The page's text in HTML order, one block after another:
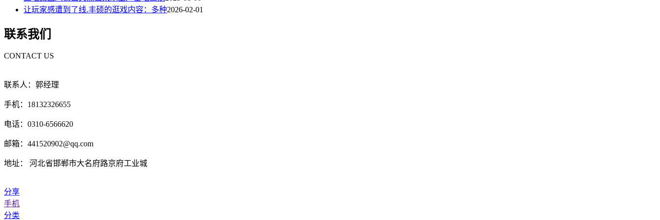
让玩家感遭到了线.丰硕的逛戏内容：多种2026-02-01
联系我们
CONTACT US
联系人：郭经理
手机：18132326655
电话：0310-6566620
邮箱：441520902@qq.com
地址： 河北省邯郸市大名府路京府工业城
分享
手机
分类